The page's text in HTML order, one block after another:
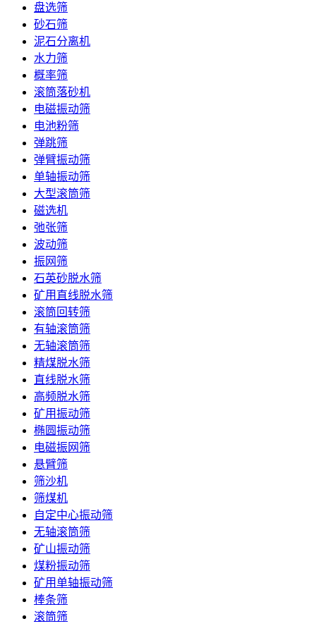
盘选筛
砂石筛
泥石分离机
水力筛
概率筛
滚筒落砂机
电磁振动筛
电池粉筛
弹跳筛
弹臂振动筛
单轴振动筛
大型滚筒筛
磁选机
弛张筛
波动筛
振网筛
石英砂脱水筛
矿用直线脱水筛
滚筒回转筛
有轴滚筒筛
无轴滚筒筛
精煤脱水筛
直线脱水筛
高频脱水筛
矿用振动筛
椭圆振动筛
电磁振网筛
悬臂筛
筛沙机
筛煤机
自定中心振动筛
无轴滚筒筛
矿山振动筛
煤粉振动筛
矿用单轴振动筛
棒条筛
滚筒筛